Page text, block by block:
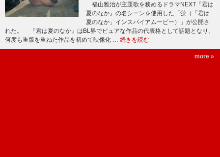
福山雅治が主題歌を務めるドラマNEXT『君は
夏のなか』の名シーンを使用した「蛍（「君は
夏のなか」インスパイアムービー）」が公開さ
れた。 『君は夏のなか』はBL界でピュアな作品の代表格として話題となり、
何度も重版を重ねた作品を初めて映像化 … 続きを読む
more »